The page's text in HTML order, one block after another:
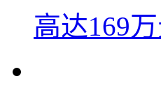
高达169